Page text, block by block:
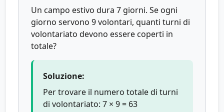
Un campo estivo dura 7 giorni. Se ogni
giorno servono 9 volontari, quanti turni di
volontariato devono essere coperti in
totale?
Soluzione:
Per trovare il numero totale di turni
di volontariato: 7 × 9 = 63